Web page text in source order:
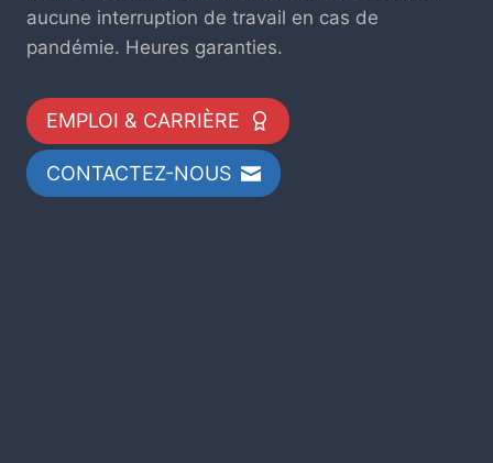
aucune interruption de travail en cas de
pandémie. Heures garanties.
EMPLOI & CARRIÈRE
CONTACTEZ-NOUS